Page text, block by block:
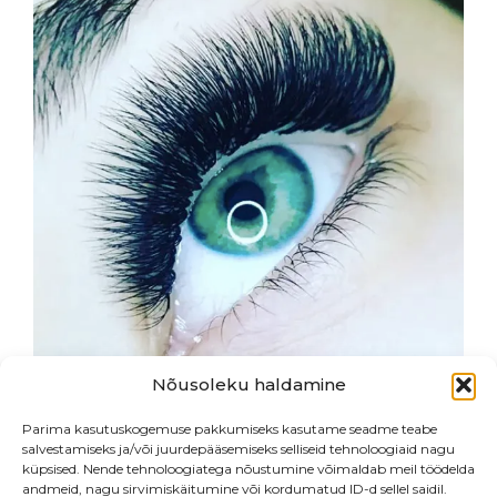
Nõusoleku haldamine
Parima kasutuskogemuse pakkumiseks kasutame seadme teabe
salvestamiseks ja/või juurdepääsemiseks selliseid tehnoloogiaid nagu
küpsised. Nende tehnoloogiatega nõustumine võimaldab meil töödelda
andmeid, nagu sirvimiskäitumine või kordumatud ID-d sellel saidil.